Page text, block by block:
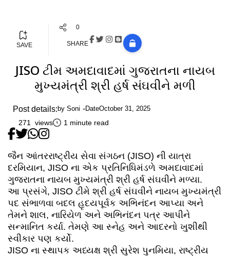
SAVE
0
SHARE
JISO ટીમ અમદાવાદમાં ગુજરાતના નાયબ
મુખ્યમંત્રી શ્રી હર્ષ સંઘવીને મળી
Post details:by Soni DateOctober 31, 2025
271 views 1 minute read
જૈન આંતરરાષ્ટ્રીય સેવા સંગઠન (JISO) ની યાત્રા
દરમિયાન, JISO ના એક પ્રતિનિધિમંડળે અમદાવાદમાં
ગુજરાતના નાયબ મુખ્યમંત્રી શ્રી હર્ષ સંઘવીને મળ્યા.
આ પ્રસંગે, JISO ટીમે શ્રી હર્ષ સંઘવીને નાયબ મુખ્યમંત્રી
પદ સંભાળવા બદલ હૃદયપૂર્વક અભિનંદન આપ્યા અને
તેમને શાલ, નારિયેળ અને અભિનંદન પત્ર આપીને
સન્માનિત કર્યા. તેમણે આ સ્નેહ અને આદરનો ખુશીથી
સ્વીકાર પણ કર્યો.
JISO ના સ્થાપક અધ્યક્ષ શ્રી સુરેશ પુનમિયા, રાષ્ટ્રીય